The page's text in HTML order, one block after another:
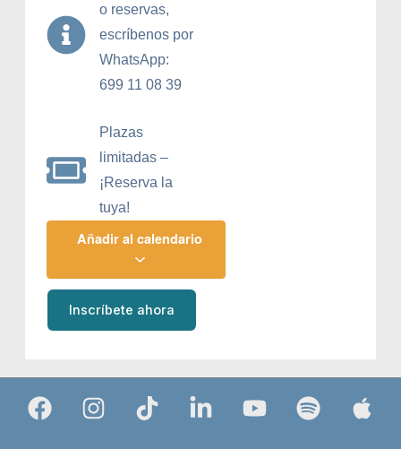
o reservas,
escríbenos por
WhatsApp:
699 11 08 39
Plazas
limitadas –
¡Reserva la
tuya!
Inscríbete ahora